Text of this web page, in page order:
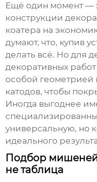
Ещё один момент —
конструкции
коатера на
думают, что, купив
делать всё. Но для
декоративных
особой
катодов, чтобы
Иногда выгоднее
универсальную, но
идеального
Подбор мишеней
не таблица